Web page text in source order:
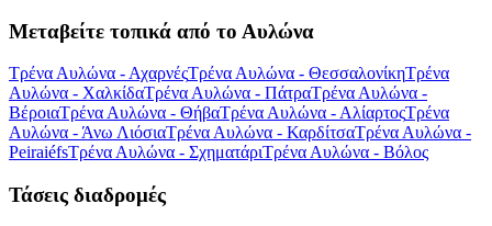
Μεταβείτε τοπικά από το Αυλώνα
Τρένα Αυλώνα - ΑχαρνέςΤρένα Αυλώνα - ΘεσσαλονίκηΤρένα
Αυλώνα - ΧαλκίδαΤρένα Αυλώνα - ΠάτραΤρένα Αυλώνα -
ΒέροιαΤρένα Αυλώνα - ΘήβαΤρένα Αυλώνα - ΑλίαρτοςΤρένα
Αυλώνα - Άνω ΛιόσιαΤρένα Αυλώνα - ΚαρδίτσαΤρένα Αυλώνα -
PeiraiéfsΤρένα Αυλώνα - ΣχηματάριΤρένα Αυλώνα - Βόλος
Τάσεις διαδρομές